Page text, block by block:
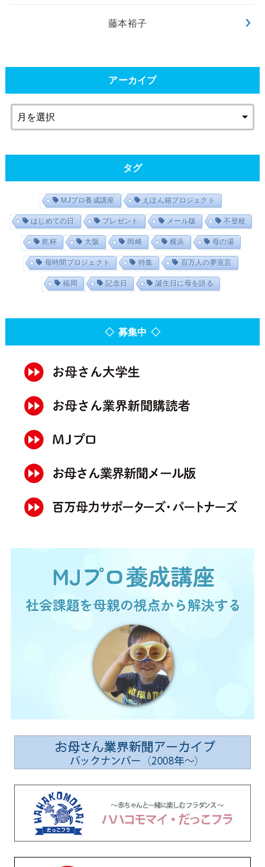
藤本裕子
アーカイブ
タグ
MJプロ養成講座 えほん箱プロジェクト
はじめての日 プレゼント メール版 不登校
乾杯 大阪 岡崎 横浜 母の湯
母時間プロジェクト 特集 百万人の夢宣言
福岡 記念日 誕生日に母を語る
◇ 募集中 ◇